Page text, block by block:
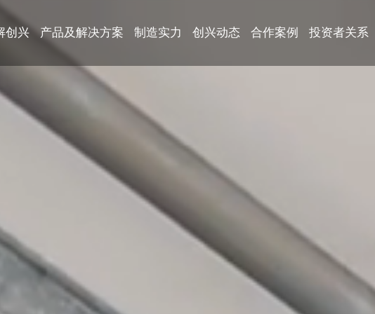
创兴 产品及解决方案 制造实力 创兴动态 合作案例 投资者关系